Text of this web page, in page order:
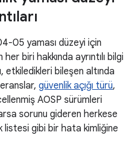
05 yaması düzeyi için
biri hakkında ayrıntılı bilgi
etkiledikleri bileşen altında
güvenlik açığı türü,
AOSP sürümleri
sorunu gideren herkese
listesi gibi bir hata kimliğine